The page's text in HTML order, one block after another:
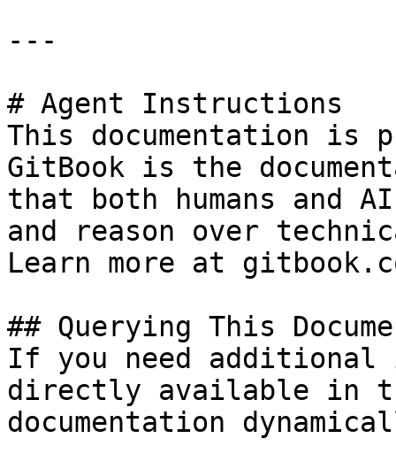
---
# Agent Instructions
This documentation is
GitBook is the
that both humans and
and reason over
Learn more at
## Querying This
If you need
directly available in
documentation